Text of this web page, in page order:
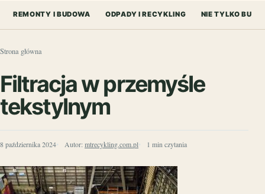
REMONTY I BUDOWA ODPADY I RECYKLING NIE TYLKO
Strona główna
Filtracja w przemyśle
tekstylnym
8 października 2024 Autor: mtrecykling.com.pl 1 min czytania